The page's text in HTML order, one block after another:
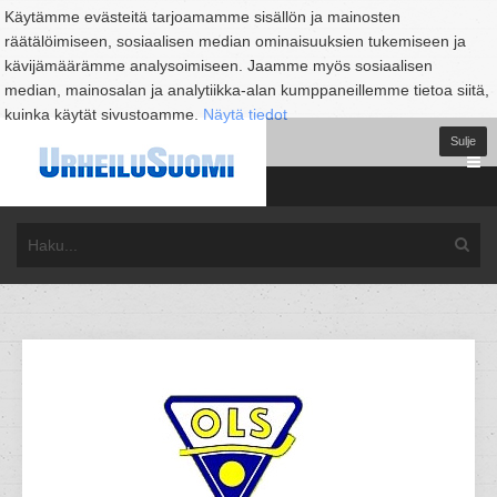
Käytämme evästeitä tarjoamamme sisällön ja mainosten
räätälöimiseen, sosiaalisen median ominaisuuksien tukemiseen ja
kävijämäärämme analysoimiseen. Jaamme myös sosiaalisen
median, mainosalan ja analytiikka-alan kumppaneillemme tietoa siitä,
kuinka käytät sivustoamme. Näytä tiedot
Sulje